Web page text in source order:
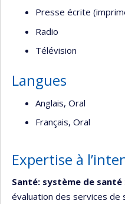
Presse écrite
Radio
Télévision
Langues
Anglais, Oral
Français, Oral
Expertise à
Santé: système de santé
évaluation des services de